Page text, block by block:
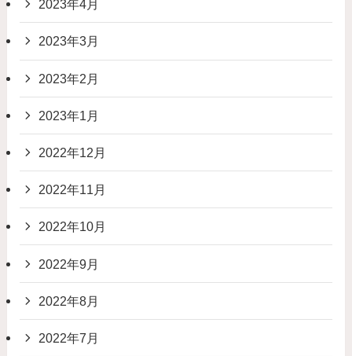
2023年4月
2023年3月
2023年2月
2023年1月
2022年12月
2022年11月
2022年10月
2022年9月
2022年8月
2022年7月